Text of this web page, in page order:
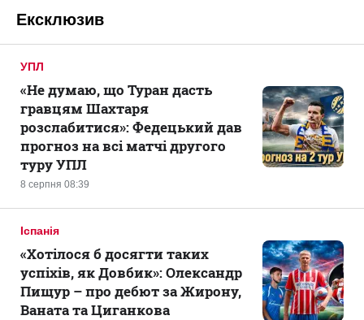
Ексклюзив
УПЛ
8 серпня 08:39
«Не думаю, що Туран дасть
гравцям Шахтаря
розслабитися»: Федецький дав
прогноз на всі матчі другого
туру УПЛ
Іспанія
«Хотілося б досягти таких
успіхів, як Довбик»: Олександр
Пищур – про дебют за Жирону,
Ваната та Циганкова